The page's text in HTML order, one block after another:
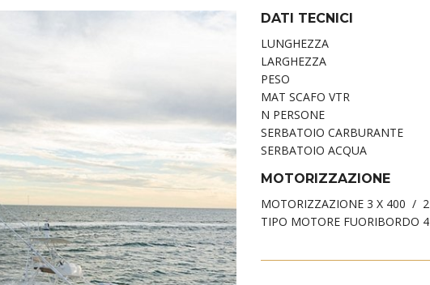
DATI TECNICI
LUNGHEZZA
LARGHEZZA
PESO
MAT SCAFO VTR
N
SERBATOIO
SERBATOIO
MOTORIZZAZIONE
MOTORIZZAZIONE 3 X 400 /
TIPO MOTORE FUORIBORDO